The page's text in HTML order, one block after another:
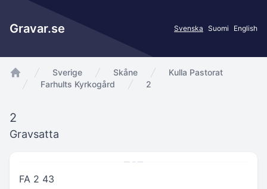
Gravar.se Svenska Suomi English
app.Start
Sverige Skåne
Kulla Pastorat
Farhults Kyrkogård
2
2
Gravsatta
FA 2 43